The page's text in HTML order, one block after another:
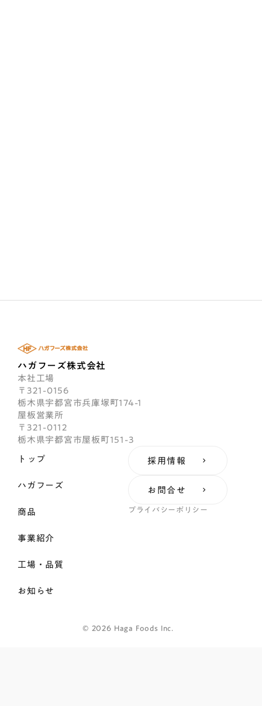
ハガフーズ株式会社
本社工場
〒321-0156
栃木県宇都宮市兵庫塚町174-1
屋板営業所
〒321-0112
栃木県宇都宮市屋板町151-3
トップ
ハガフーズ
商品
事業紹介
工場・品質
お知らせ
採用情報 keyboard_arrow_right
お問合せ keyboard_arrow_right
プライバシーポリシー
©︎ 2026 Haga Foods Inc.